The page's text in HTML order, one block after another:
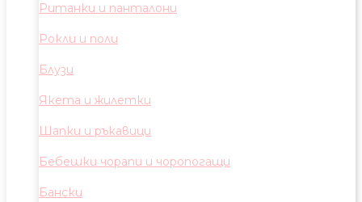
Ританки и панталони
Рокли и поли
Блузи
Якета и жилетки
Шапки и ръкавици
Бебешки чорапи и чоропогащи
Бански